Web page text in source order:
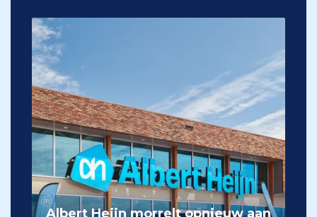
Albert Heijn morrelt opnieuw aan